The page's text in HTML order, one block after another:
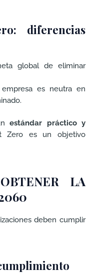
diferencias
global de eliminar
es neutra en
estándar práctico y
Zero es un objetivo
LA
deben cumplir